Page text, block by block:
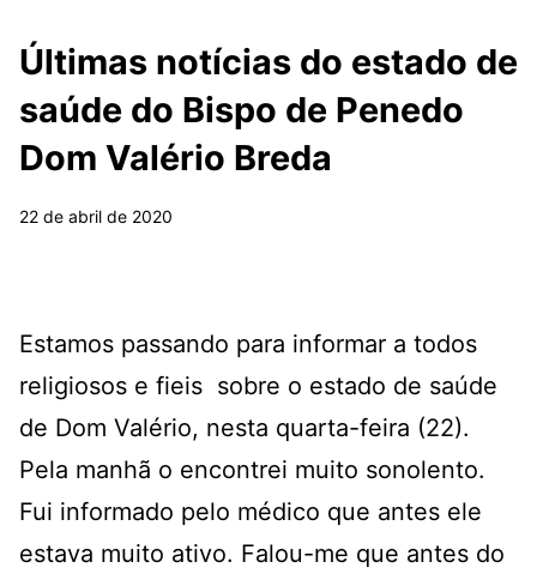
Últimas notícias do estado de
saúde do Bispo de Penedo
Dom Valério Breda
22 de abril de 2020
Estamos passando para informar a todos
religiosos e fieis sobre o estado de saúde
de Dom Valério, nesta quarta-feira (22).
Pela manhã o encontrei muito sonolento.
Fui informado pelo médico que antes ele
estava muito ativo. Falou-me que antes do